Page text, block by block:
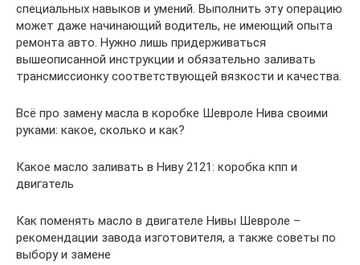
специальных навыков и умений. Выполнить эту операцию
может даже начинающий водитель, не имеющий опыта
ремонта авто. Нужно лишь придерживаться
вышеописанной инструкции и обязательно заливать
трансмиссионку соответствующей вязкости и качества.
Всё про замену масла в коробке Шевроле Нива своими
руками: какое, сколько и как?
Какое масло заливать в Ниву 2121: коробка кпп и
двигатель
Как поменять масло в двигателе Нивы Шевроле –
рекомендации завода изготовителя, а также советы по
выбору и замене